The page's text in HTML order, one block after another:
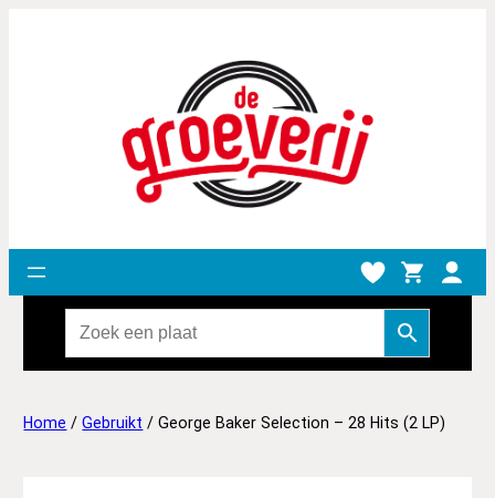
Home /Gebruikt / George Baker Selection – 28 Hits (2 LP)